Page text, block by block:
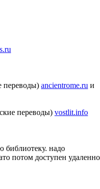
переводы) ancientrome.ru и
переводы) vostlit.info
библиотеку. надо
потом доступен удаленно